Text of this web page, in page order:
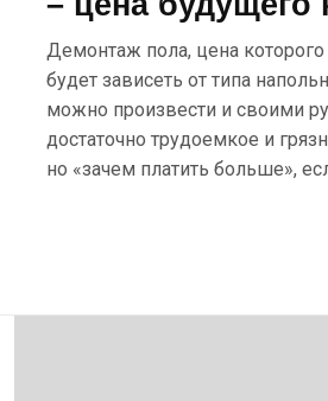
Демонтаж пола, цена которого
будет зависеть от типа
можно произвести и своими
достаточно трудоемкое и
но «зачем платить больше»,